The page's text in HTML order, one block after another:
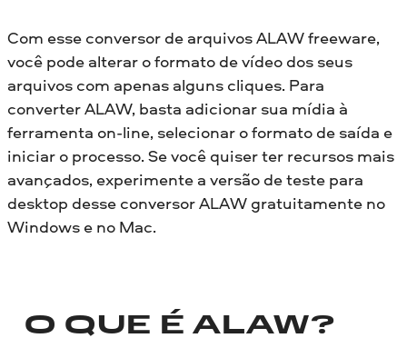
Com esse conversor de arquivos ALAW freeware,
você pode alterar o formato de vídeo dos seus
arquivos com apenas alguns cliques. Para
converter ALAW, basta adicionar sua mídia à
ferramenta on-line, selecionar o formato de saída e
iniciar o processo. Se você quiser ter recursos mais
avançados, experimente a versão de teste para
desktop desse conversor ALAW gratuitamente no
Windows e no Mac.
O QUE É ALAW?